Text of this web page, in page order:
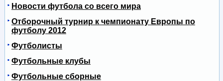
Новости футбола со всего мира
Отборочный турнир к чемпионату Европы по
футболу 2012
Футболисты
Футбольные клубы
Футбольные сборные